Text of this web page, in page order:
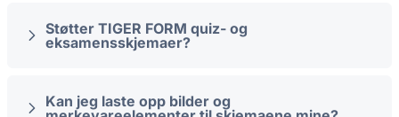
Støtter TIGER FORM quiz- og
eksamensskjemaer?
Kan jeg laste opp bilder og